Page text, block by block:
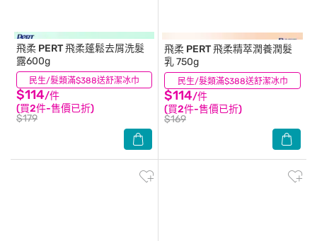
民生/髮類滿$388送舒潔冰巾
飛柔 PERT飛柔蓬鬆去屑洗髮
露600g
$114/件
(買2件-售價已折)
$179
(13) 民生/髮類滿$388送舒潔冰巾
飛柔 PERT飛柔精萃潤養潤髮
乳 750g
$114/件
(買2件-售價已折)
$169
(74)